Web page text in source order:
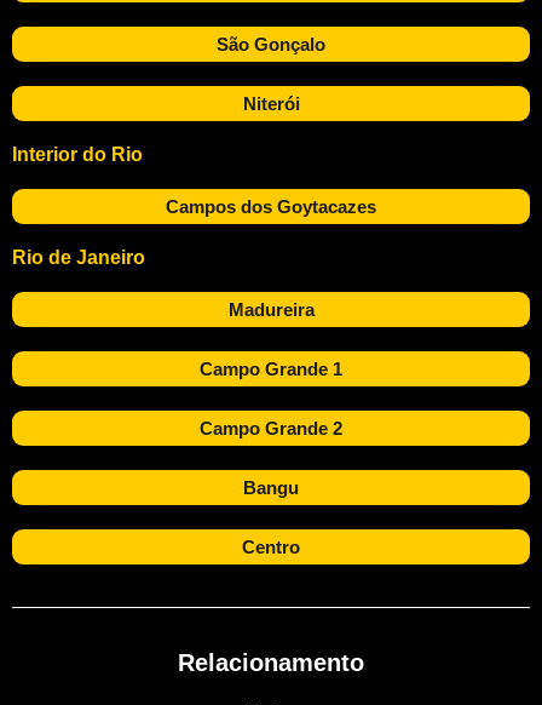
São Gonçalo
Niterói
Interior do Rio
Campos dos Goytacazes
Rio de Janeiro
Madureira
Campo Grande 1
Campo Grande 2
Bangu
Centro
Relacionamento